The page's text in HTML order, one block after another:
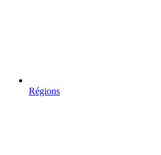
Régions